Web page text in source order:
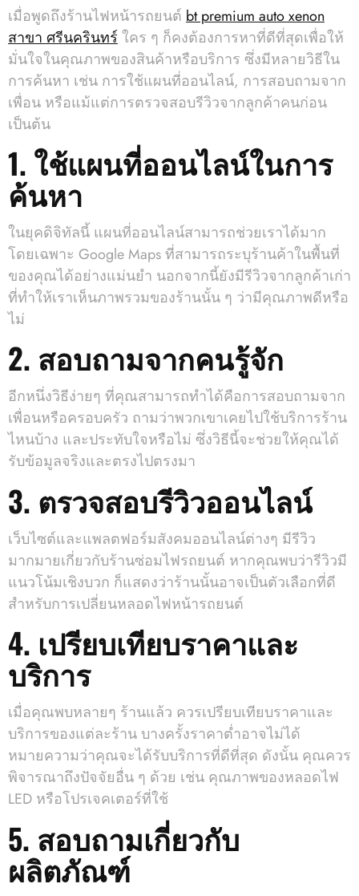
เมื่อพูดถึงร้านไฟหน้ารถยนต์ bt premium auto xenon
สาขา ศรีนครินทร์ใคร ๆ ก็คงต้องการหาที่ดีที่สุดเพื่อให้
มั่นใจในคุณภาพของสินค้าหรือบริการ ซึ่งมีหลายวิธีใน
การค้นหา เช่น การใช้แผนที่ออนไลน์, การสอบถามจาก
เพื่อน หรือแม้แต่การตรวจสอบรีวิวจากลูกค้าคนก่อน
เป็นต้น
1. ใช้แผนที่ออนไลน์ในการ
ค้นหา
ในยุคดิจิทัลนี้ แผนที่ออนไลน์สามารถช่วยเราได้มาก
โดยเฉพาะ Google Maps ที่สามารถระบุร้านค้าในพื้นที่
ของคุณได้อย่างแม่นยำ นอกจากนี้ยังมีรีวิวจากลูกค้าเก่า
ที่ทำให้เราเห็นภาพรวมของร้านนั้น ๆ ว่ามีคุณภาพดีหรือ
ไม่
2. สอบถามจากคนรู้จัก
อีกหนึ่งวิธีง่ายๆ ที่คุณสามารถทำได้คือการสอบถามจาก
เพื่อนหรือครอบครัว ถามว่าพวกเขาเคยไปใช้บริการร้าน
ไหนบ้าง และประทับใจหรือไม่ ซึ่งวิธีนี้จะช่วยให้คุณได้
รับข้อมูลจริงและตรงไปตรงมา
3. ตรวจสอบรีวิวออนไลน์
เว็บไซต์และแพลตฟอร์มสังคมออนไลน์ต่างๆ มีรีวิว
มากมายเกี่ยวกับร้านซ่อมไฟรถยนต์ หากคุณพบว่ารีวิวมี
แนวโน้มเชิงบวก ก็แสดงว่าร้านนั้นอาจเป็นตัวเลือกที่ดี
สำหรับการเปลี่ยนหลอดไฟหน้ารถยนต์
4. เปรียบเทียบราคาและ
บริการ
เมื่อคุณพบหลายๆ ร้านแล้ว ควรเปรียบเทียบราคาและ
บริการของแต่ละร้าน บางครั้งราคาต่ำอาจไม่ได้
หมายความว่าคุณจะได้รับบริการที่ดีที่สุด ดังนั้น คุณควร
พิจารณาถึงปัจจัยอื่น ๆ ด้วย เช่น คุณภาพของหลอดไฟ
LED หรือโปรเจคเตอร์ที่ใช้
5. สอบถามเกี่ยวกับ
ผลิตภัณฑ์